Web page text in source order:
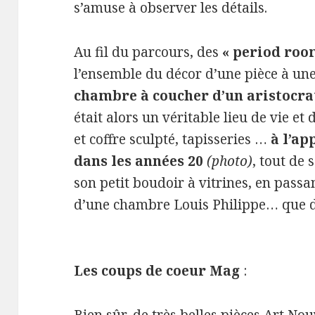
s’amuse à observer les détails.
Au fil du parcours, des « period
l’ensemble du décor d’une pièce à
chambre à coucher d’un
était alors un véritable lieu de vie et
et coffre sculpté, tapisseries … à
dans les années 20 (photo), tout de
son petit boudoir à vitrines, en
d’une chambre Louis Philippe… que
Les coups de coeur Mag :